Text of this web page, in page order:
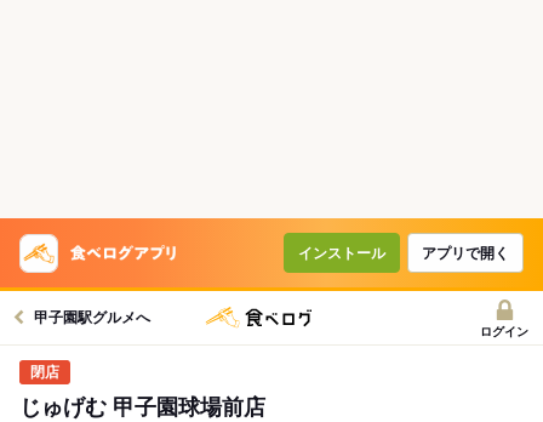
インストール アプリで開く
甲子園駅グルメへ
ログイン
じゅげむ 甲子園球場前店